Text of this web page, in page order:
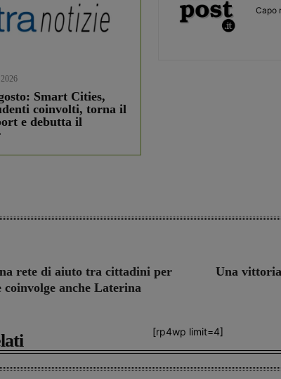
Smart Cities,
coinvolti, torna il
e debutta il
Capo
rete di aiuto tra cittadini per
anche Laterina
Una
[rp4wp limit=4]